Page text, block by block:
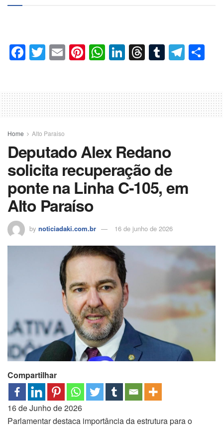
Facebook
Twitter
EmailPinterest
WhatsApp
LinkedIn
Threads
Tumblr
Home Alto Paraiso
Deputado Alex Redano
solicita recuperação de
ponte na Linha C-105, em
Alto Paraíso
by noticiadaki.com.br 16 de junho de 2026
Compartilhar
16 de Junho de 2026
Parlamentar destaca importância da estrutura para o